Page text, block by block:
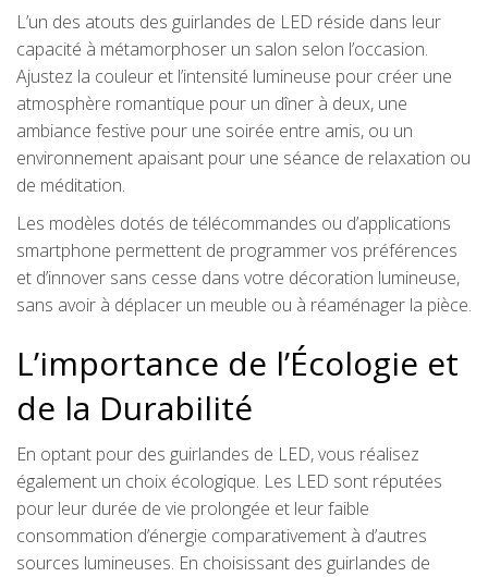
L’un des atouts des guirlandes de LED réside dans leur
capacité à métamorphoser un salon selon l’occasion.
Ajustez la couleur et l’intensité lumineuse pour créer une
atmosphère romantique pour un dîner à deux, une
ambiance festive pour une soirée entre amis, ou un
environnement apaisant pour une séance de relaxation ou
de méditation.
Les modèles dotés de télécommandes ou d’applications
smartphone permettent de programmer vos préférences
et d’innover sans cesse dans votre décoration lumineuse,
sans avoir à déplacer un meuble ou à réaménager la pièce.
L’importance de l’Écologie et
de la Durabilité
En optant pour des guirlandes de LED, vous réalisez
également un choix écologique. Les LED sont réputées
pour leur durée de vie prolongée et leur faible
consommation d’énergie comparativement à d’autres
sources lumineuses. En choisissant des guirlandes de